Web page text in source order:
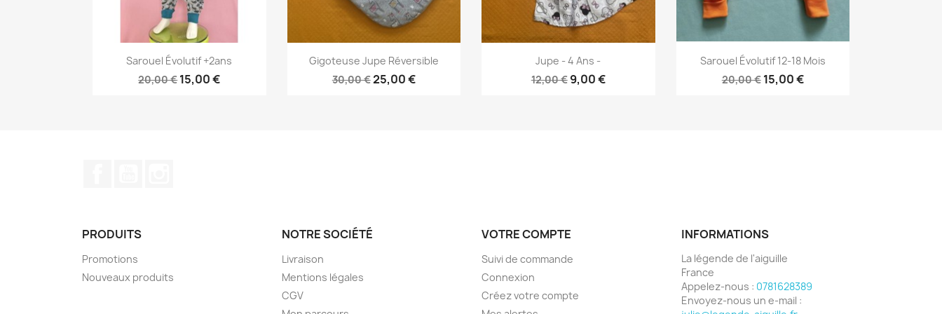
Aperçu rapide
Sarouel Évolutif +2ans
20,00 €15,00 €
Aperçu rapide
Gigoteuse Jupe Réversible
30,00 €25,00 €
Aperçu rapide
Jupe - 4 Ans -
12,00 € 9,00 €
Aperçu rapide
Sarouel Évolutif 12-18 Mois
20,00 € 15,00 €
PRODUITS
Promotions
Nouveaux produits
NOTRE SOCIÉTÉ
Livraison
Mentions légales
CGV
VOTRE COMPTE
Suivi de commande
Connexion
Créez votre compte
INFORMATIONS
La légende de l'aiguille
France
Appelez-nous : 0781628389
Envoyez-nous un e-mail :